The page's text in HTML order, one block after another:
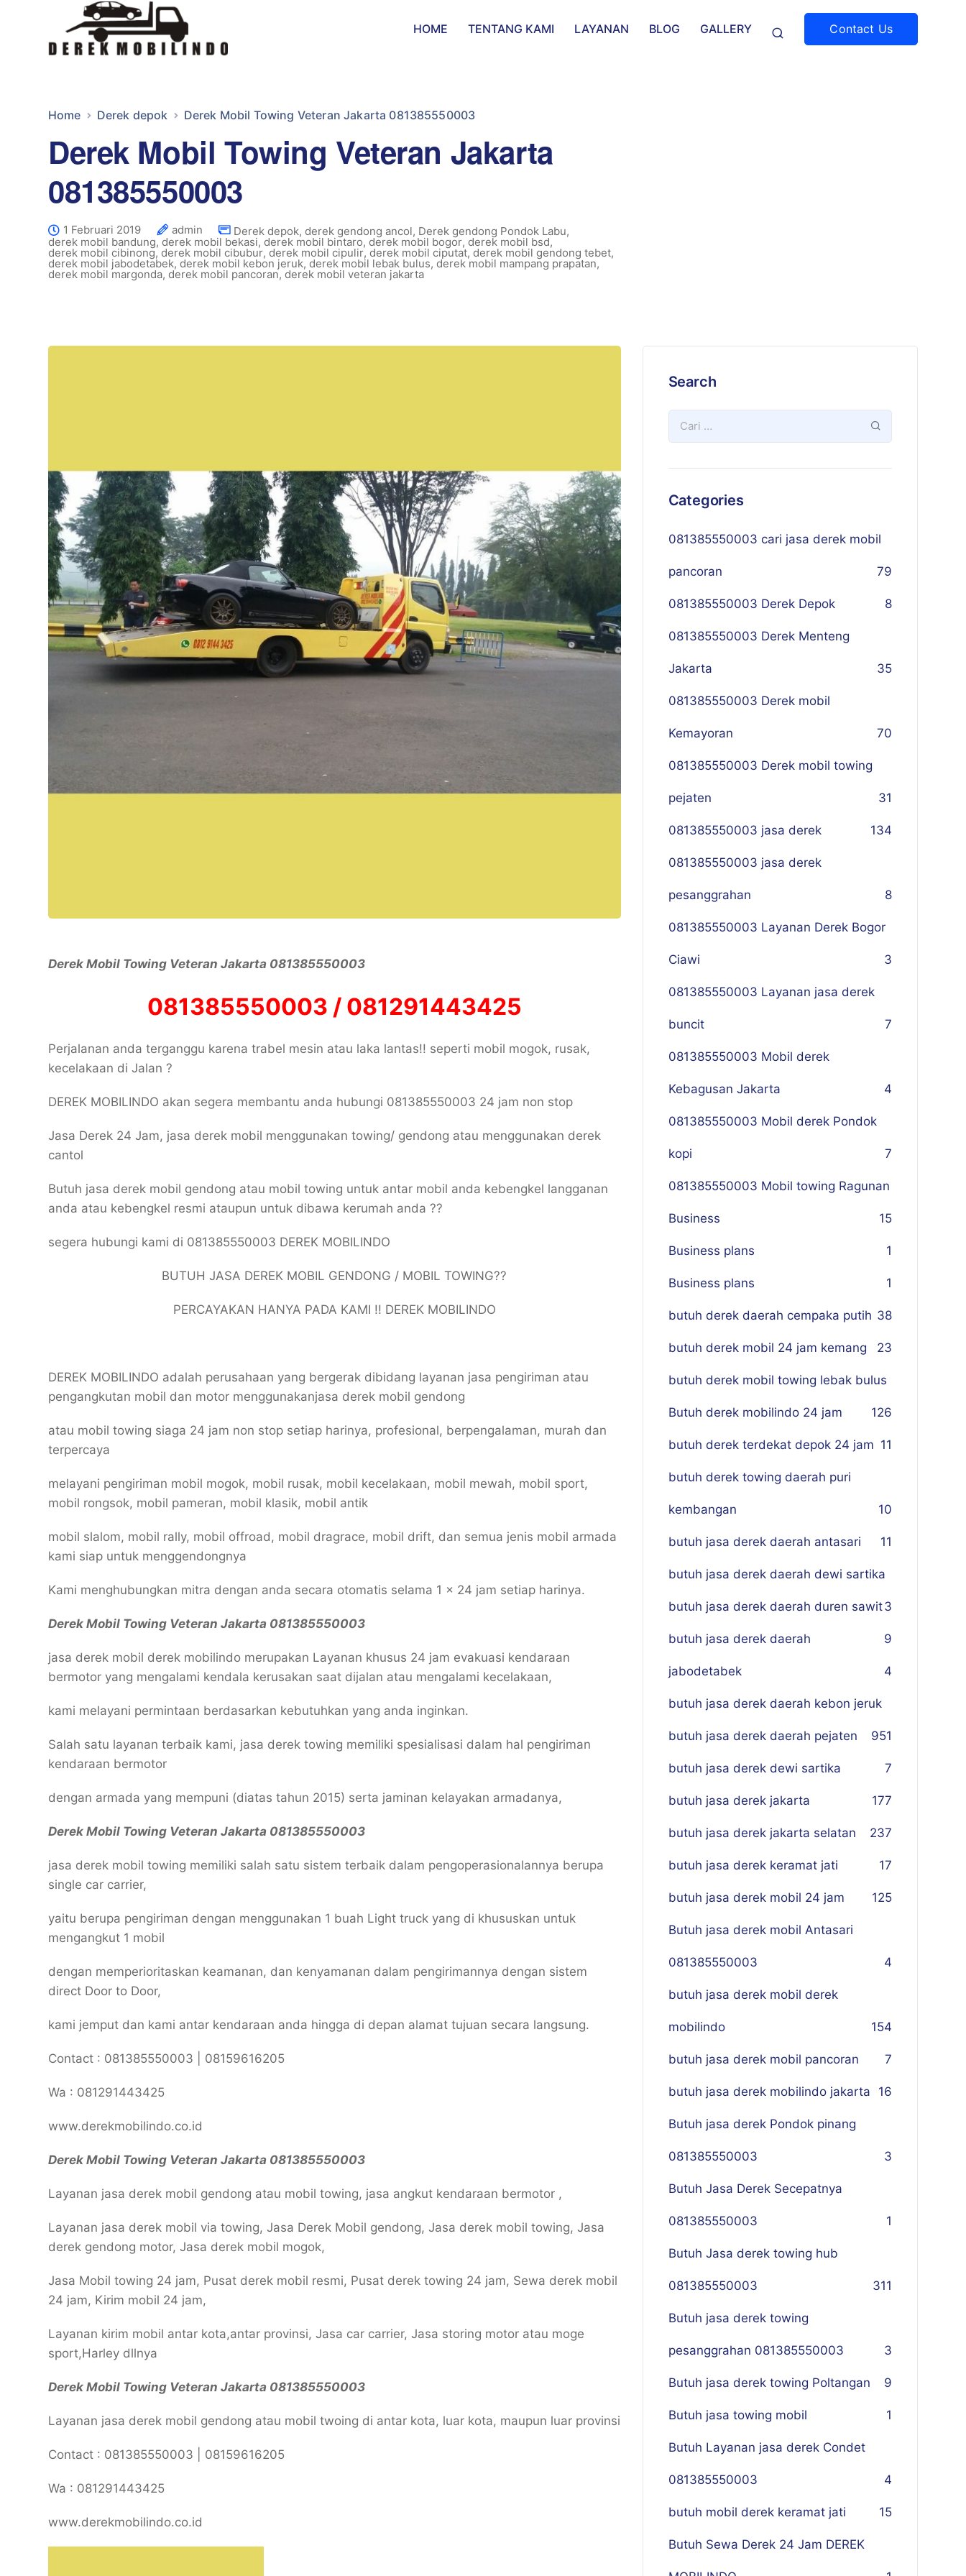
HOME TENTANG KAMI LAYANAN BLOG GALLERY Contact Us
Home Derek depok Derek Mobil Towing Veteran Jakarta 081385550003
Derek Mobil Towing Veteran Jakarta
081385550003
1 Februari 2019 admin Derek depok, derek gendong ancol, Derek gendong Pondok Labu,
derek mobil bandung, derek mobil bekasi, derek mobil bintaro, derek mobil bogor, derek mobil bsd,
derek mobil cibinong, derek mobil cibubur, derek mobil cipulir, derek mobil ciputat, derek mobil gendong tebet,
derek mobil jabodetabek, derek mobil kebon jeruk, derek mobil lebak bulus, derek mobil mampang prapatan,
derek mobil margonda, derek mobil pancoran, derek mobil veteran jakarta
Derek Mobil Towing Veteran Jakarta 081385550003
081385550003 / 081291443425
Perjalanan anda terganggu karena trabel mesin atau laka lantas!! seperti mobil mogok, rusak,
kecelakaan di Jalan ?
DEREK MOBILINDO akan segera membantu anda hubungi 081385550003 24 jam non stop
Jasa Derek 24 Jam, jasa derek mobil menggunakan towing/ gendong atau menggunakan derek
cantol
Butuh jasa derek mobil gendong atau mobil towing untuk antar mobil anda kebengkel langganan
anda atau kebengkel resmi ataupun untuk dibawa kerumah anda ??
segera hubungi kami di 081385550003 DEREK MOBILINDO
BUTUH JASA DEREK MOBIL GENDONG / MOBIL TOWING??
PERCAYAKAN HANYA PADA KAMI !! DEREK MOBILINDO
DEREK MOBILINDO adalah perusahaan yang bergerak dibidang layanan jasa pengiriman atau
pengangkutan mobil dan motor menggunakanjasa derek mobil gendong
atau mobil towing siaga 24 jam non stop setiap harinya, profesional, berpengalaman, murah dan
terpercaya
melayani pengiriman mobil mogok, mobil rusak, mobil kecelakaan, mobil mewah, mobil sport,
mobil rongsok, mobil pameran, mobil klasik, mobil antik
mobil slalom, mobil rally, mobil offroad, mobil dragrace, mobil drift, dan semua jenis mobil armada
kami siap untuk menggendongnya
Kami menghubungkan mitra dengan anda secara otomatis selama 1 x 24 jam setiap harinya.
Derek Mobil Towing Veteran Jakarta 081385550003
jasa derek mobil derek mobilindo merupakan Layanan khusus 24 jam evakuasi kendaraan
bermotor yang mengalami kendala kerusakan saat dijalan atau mengalami kecelakaan,
kami melayani permintaan berdasarkan kebutuhkan yang anda inginkan.
Salah satu layanan terbaik kami, jasa derek towing memiliki spesialisasi dalam hal pengiriman
kendaraan bermotor
dengan armada yang mempuni (diatas tahun 2015) serta jaminan kelayakan armadanya,
Derek Mobil Towing Veteran Jakarta 081385550003
jasa derek mobil towing memiliki salah satu sistem terbaik dalam pengoperasionalannya berupa
single car carrier,
yaitu berupa pengiriman dengan menggunakan 1 buah Light truck yang di khususkan untuk
mengangkut 1 mobil
dengan memperioritaskan keamanan, dan kenyamanan dalam pengirimannya dengan sistem
direct Door to Door,
kami jemput dan kami antar kendaraan anda hingga di depan alamat tujuan secara langsung.
Contact : 081385550003 | 08159616205
Wa : 081291443425
www.derekmobilindo.co.id
Derek Mobil Towing Veteran Jakarta 081385550003
Layanan jasa derek mobil gendong atau mobil towing, jasa angkut kendaraan bermotor ,
Layanan jasa derek mobil via towing, Jasa Derek Mobil gendong, Jasa derek mobil towing, Jasa
derek gendong motor, Jasa derek mobil mogok,
Jasa Mobil towing 24 jam, Pusat derek mobil resmi, Pusat derek towing 24 jam, Sewa derek mobil
24 jam, Kirim mobil 24 jam,
Layanan kirim mobil antar kota,antar provinsi, Jasa car carrier, Jasa storing motor atau moge
sport,Harley dllnya
Derek Mobil Towing Veteran Jakarta 081385550003
Layanan jasa derek mobil gendong atau mobil twoing di antar kota, luar kota, maupun luar provinsi
Contact : 081385550003 | 08159616205
Wa : 081291443425
www.derekmobilindo.co.id
Search
Categories
081385550003 cari jasa derek mobil
pancoran 79
081385550003 Derek Depok 8
081385550003 Derek Menteng
Jakarta 35
081385550003 Derek mobil
Kemayoran 70
081385550003 Derek mobil towing
pejaten 31
081385550003 jasa derek 134
081385550003 jasa derek
pesanggrahan 8
081385550003 Layanan Derek Bogor
Ciawi 3
081385550003 Layanan jasa derek
buncit 7
081385550003 Mobil derek
Kebagusan Jakarta 4
081385550003 Mobil derek Pondok
kopi 7
081385550003 Mobil towing Ragunan
5
Business 1
Business plans 1
Business plans 1
butuh derek daerah cempaka putih 38
butuh derek mobil 24 jam kemang 23
butuh derek mobil towing lebak bulus
26
Butuh derek mobilindo 24 jam 1
butuh derek terdekat depok 24 jam 11
butuh derek towing daerah puri
kembangan 10
butuh jasa derek daerah antasari 11
butuh jasa derek daerah dewi sartika
3
butuh jasa derek daerah duren sawit
9
butuh jasa derek daerah
jabodetabek 4
butuh jasa derek daerah kebon jeruk
51
butuh jasa derek daerah pejaten 9
butuh jasa derek dewi sartika 7
butuh jasa derek jakarta 177
butuh jasa derek jakarta selatan 237
butuh jasa derek keramat jati 17
butuh jasa derek mobil 24 jam 125
Butuh jasa derek mobil Antasari
081385550003 4
butuh jasa derek mobil derek
mobilindo 154
butuh jasa derek mobil pancoran 7
butuh jasa derek mobilindo jakarta 16
Butuh jasa derek Pondok pinang
081385550003 3
Butuh Jasa Derek Secepatnya
081385550003 1
Butuh Jasa derek towing hub
081385550003 311
Butuh jasa derek towing
pesanggrahan 081385550003 3
Butuh jasa derek towing Poltangan 9
Butuh jasa towing mobil 1
Butuh Layanan jasa derek Condet
081385550003 4
butuh mobil derek keramat jati 15
Butuh Sewa Derek 24 Jam DEREK